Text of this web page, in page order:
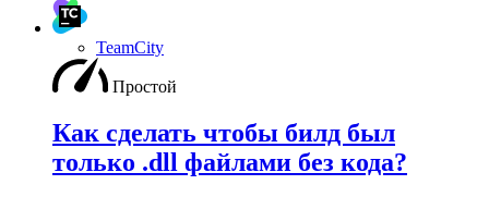
TeamCity
Простой
Как сделать чтобы билд был
только .dll файлами без кода?